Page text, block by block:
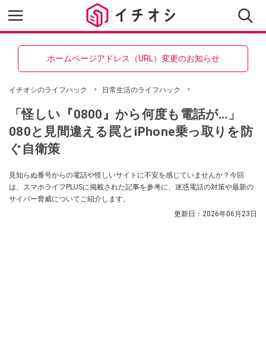
ホームページアドレス（URL）変更のお知らせ
イチオシのライフハック 日常生活のライフハック
「怪しい『0800』から何度も電話が…」
080と見間違える罠とiPhone乗っ取りを防
ぐ自衛策
見知らぬ番号からの電話や怪しいサイトに不安を感じていませんか？今回
は、スマホライフPLUSに掲載された記事を参考に、迷惑電話の対策や最新の
サイバー脅威についてご紹介します。
更新日： 2026年06月23日